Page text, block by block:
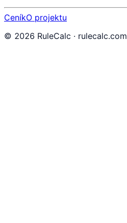
CeníkO projektu
© 2026 RuleCalc · rulecalc.com